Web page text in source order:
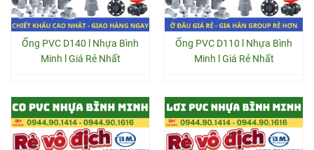
Ống PVC D140 l Nhựa Bình
Minh l Giá Rẻ Nhất
Ống PVC D110 l Nhựa Bình
Minh l Giá Rẻ Nhất